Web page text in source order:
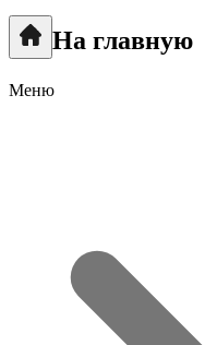
На главную
Меню